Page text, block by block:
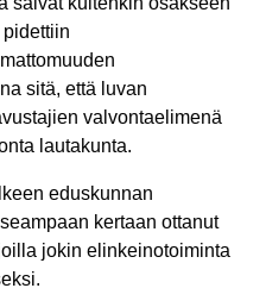
sitä, että luvan
valvontaelimenä
lautakunta.
eduskunnan
kertaan ottanut
jokin elinkeinotoiminta